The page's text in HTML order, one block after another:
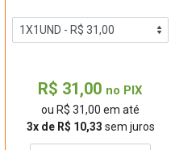
R$ 31,00 no PIX
ou R$ 31,00 em até
3x de R$ 10,33 sem juros